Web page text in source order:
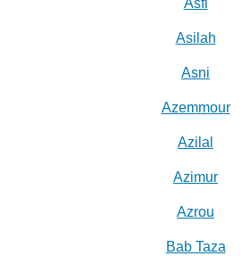
Asfi
Asilah
Asni
Azemmour
Azilal
Azimur
Azrou
Bab Taza